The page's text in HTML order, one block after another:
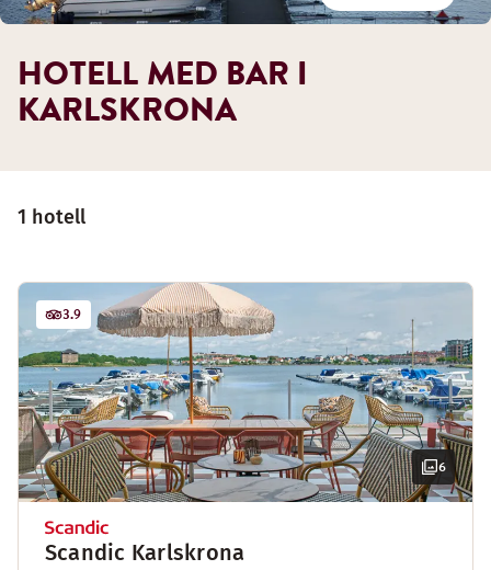
1 hotell
6
3.9
Scandic Karlskrona
HOTELL MED BAR I
KARLSKRONA